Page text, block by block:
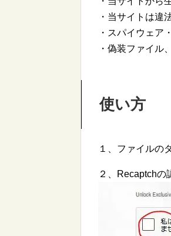
・当サイトは違
・スパイウェア
・偽装ファイル
使い方
１、ファイルの
２、Recaptchの